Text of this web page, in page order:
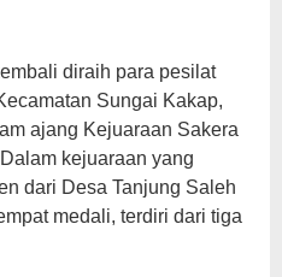
diraih para pesilat
Sungai Kakap,
ajang Kejuaraan Sakera
kejuaraan yang
dari Desa Tanjung Saleh
medali, terdiri dari tiga